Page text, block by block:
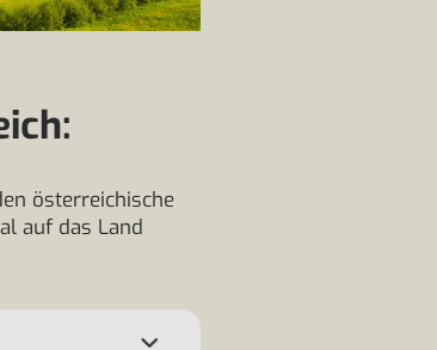
österreichische
auf das Land